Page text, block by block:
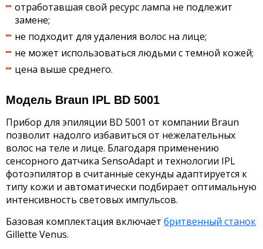
отработавшая свой ресурс лампа не подлежит
замене;
не подходит для удаления волос на лице;
не может использоваться людьми с темной кожей;
цена выше среднего.
Модель Braun IPL BD 5001
Прибор для эпиляции BD 5001 от компании Braun
позволит надолго избавиться от нежелательных
волос на теле и лице. Благодаря применению
сенсорного датчика SensoAdapt и технологии IPL
фотоэпилятор в считанные секунды адаптируется к
типу кожи и автоматически подбирает оптимальную
интенсивность световых импульсов.
Базовая комплектация включает бритвенный станок
Gillette Venus.